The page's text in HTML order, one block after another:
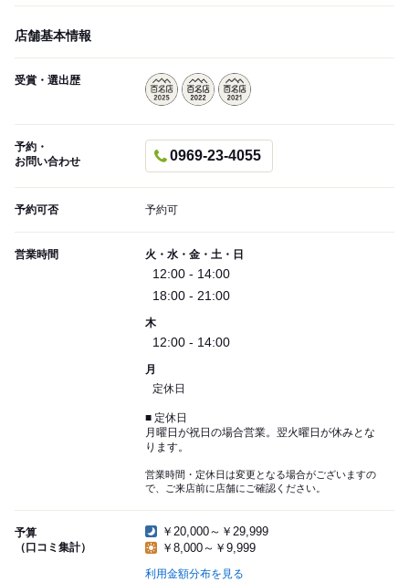
店舗基本情報
受賞・選出歴
予約・
お問い合わせ
0969-23-4055
予約可否 予約可
営業時間 火・水・金・土・日
12:00 - 14:00
18:00 - 21:00
木
12:00 - 14:00
月
定休日
■ 定休日
月曜日が祝日の場合営業。翌火曜日が休みとな
ります。
営業時間・定休日は変更となる場合がございますの
で、ご来店前に店舗にご確認ください。
予算
（口コミ集計）
￥20,000～￥29,999
￥8,000～￥9,999
利用金額分布を見る